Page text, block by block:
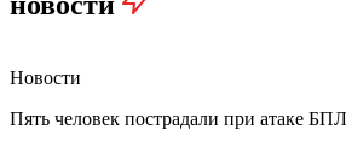
Новости
Пять человек пострадали при атаке